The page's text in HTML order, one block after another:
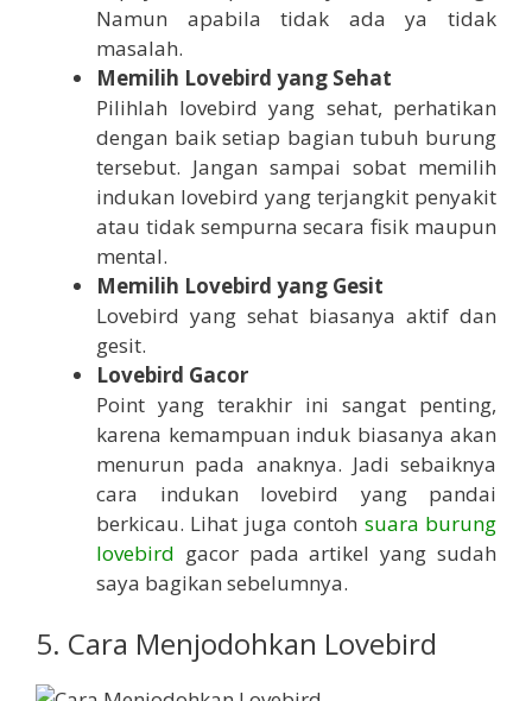
Namun apabila tidak ada ya tidak
masalah.
Memilih Lovebird yang Sehat
Pilihlah lovebird yang sehat, perhatikan
dengan baik setiap bagian tubuh burung
tersebut. Jangan sampai sobat memilih
indukan lovebird yang terjangkit penyakit
atau tidak sempurna secara fisik maupun
mental.
Memilih Lovebird yang Gesit
Lovebird yang sehat biasanya aktif dan
gesit.
Lovebird Gacor
Point yang terakhir ini sangat penting,
karena kemampuan induk biasanya akan
menurun pada anaknya. Jadi sebaiknya
cara indukan lovebird yang pandai
berkicau. Lihat juga contoh suara burung
lovebird gacor pada artikel yang sudah
saya bagikan sebelumnya.
5. Cara Menjodohkan Lovebird